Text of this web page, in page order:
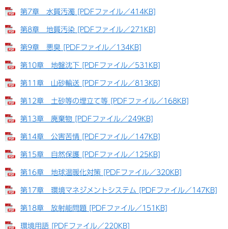
第7章 水質汚濁 [PDFファイル／414KB]
第8章 地質汚染 [PDFファイル／271KB]
第9章 悪臭 [PDFファイル／134KB]
第10章 地盤沈下 [PDFファイル／531KB]
第11章 山砂輸送 [PDFファイル／813KB]
第12章 土砂等の埋立て等 [PDFファイル／168KB]
第13章 廃棄物 [PDFファイル／249KB]
第14章 公害苦情 [PDFファイル／147KB]
第15章 自然保護 [PDFファイル／125KB]
第16章 地球温暖化対策 [PDFファイル／320KB]
第17章 環境マネジメントシステム [PDFファイル／147KB]
第18章 放射能問題 [PDFファイル／151KB]
環境用語 [PDFファイル／220KB]